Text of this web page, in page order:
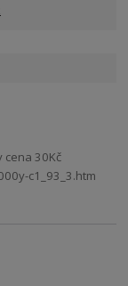
cena 30Kč
c1_93_3.htm